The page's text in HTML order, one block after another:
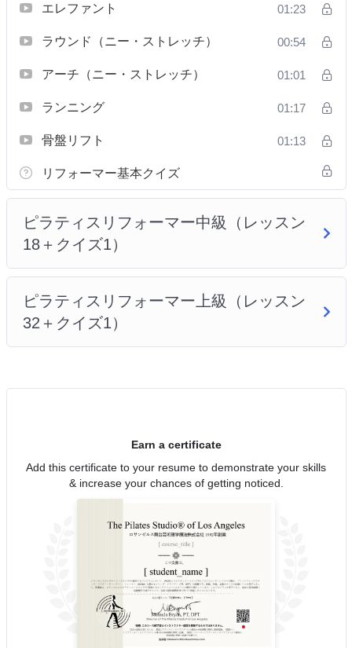
エレファント 01:23
ラウンド（ニー・ストレッチ） 00:54
アーチ（ニー・ストレッチ） 01:01
ランニング 01:17
骨盤リフト 01:13
リフォーマー基本クイズ
ピラティスリフォーマー中級（レッスン
18＋クイズ1）
ピラティスリフォーマー上級（レッスン
32＋クイズ1）
Earn a certificate
Add this certificate to your resume to demonstrate your skills
& increase your chances of getting noticed.